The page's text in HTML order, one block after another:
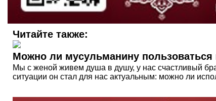
Читайте также:
Можно ли мусульманину пользоваться
Мы с женой живем душа в душу, у нас счастливый
ситуации он стал для нас актуальным: можно ли